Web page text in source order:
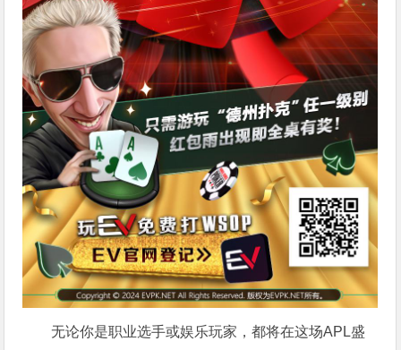
无论你是职业选手或娱乐玩家，都将在这场APL盛